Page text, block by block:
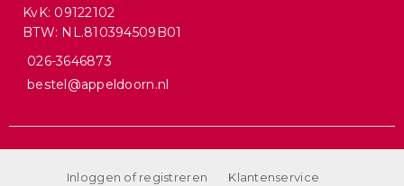
KvK: 09122102
BTW: NL.810394509B01
026-3646873
bestel@appeldoorn.nl
Inloggen of registreren
Klantenservice